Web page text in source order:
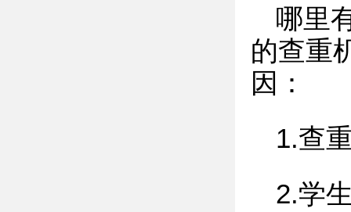
哪里
的查重
因：
1.查
2.学